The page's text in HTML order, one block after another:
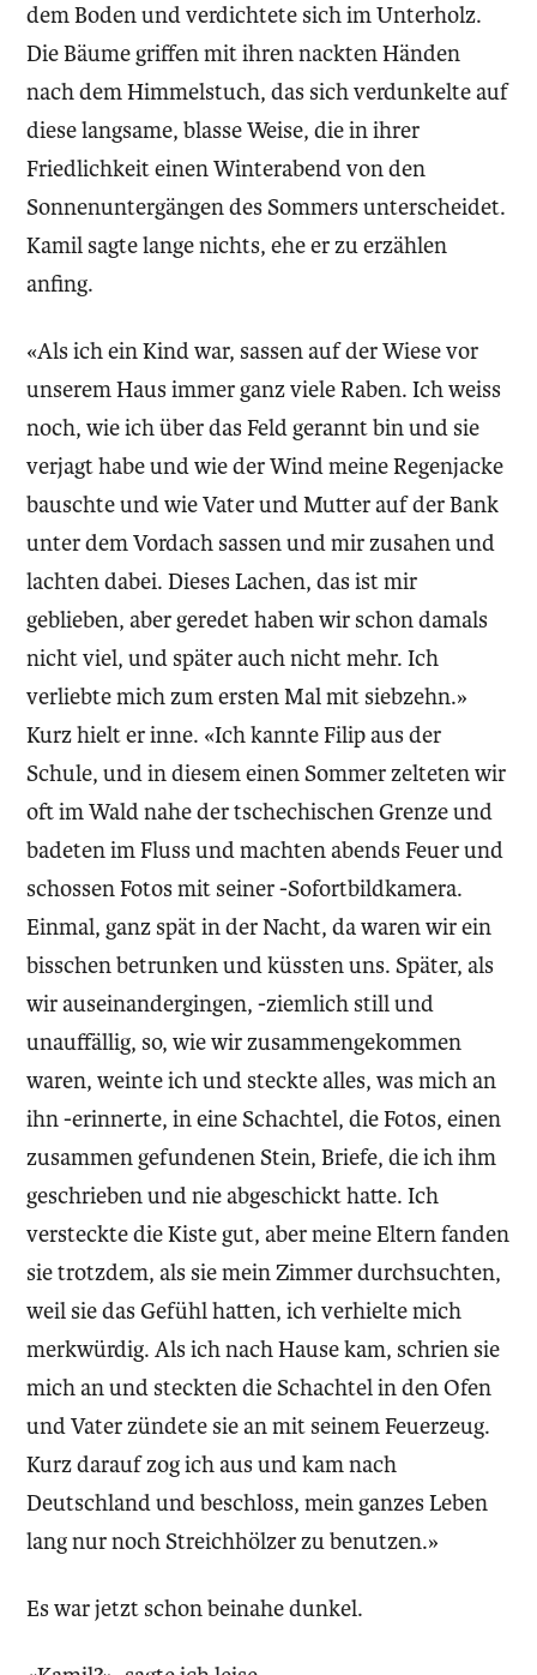
dem Boden und verdichtete sich im Unterholz.
Die Bäume griffen mit ihren nackten Händen
nach dem Himmelstuch, das sich verdunkelte auf
diese langsame, blasse Weise, die in ihrer
Friedlichkeit einen Winterabend von den
Sonnenuntergängen des Sommers unterscheidet.
Kamil sagte lange nichts, ehe er zu erzählen
anfing.
«Als ich ein Kind war, sassen auf der Wiese vor
unserem Haus immer ganz viele Raben. Ich weiss
noch, wie ich über das Feld gerannt bin und sie
verjagt habe und wie der Wind meine Regenjacke
bauschte und wie Vater und Mutter auf der Bank
unter dem Vordach sassen und mir zusahen und
lachten dabei. Dieses Lachen, das ist mir
geblieben, aber geredet haben wir schon damals
nicht viel, und später auch nicht mehr. Ich
verliebte mich zum ersten Mal mit siebzehn.»
Kurz hielt er inne. «Ich kannte Filip aus der
Schule, und in diesem einen Sommer zelteten wir
oft im Wald nahe der tschechischen Grenze und
badeten im Fluss und machten abends Feuer und
schossen Fotos mit seiner -Sofortbildkamera.
Einmal, ganz spät in der Nacht, da waren wir ein
bisschen betrunken und küssten uns. Später, als
wir auseinandergingen, -ziemlich still und
unauffällig, so, wie wir zusammengekommen
waren, weinte ich und steckte alles, was mich an
ihn -erinnerte, in eine Schachtel, die Fotos, einen
zusammen gefundenen Stein, Briefe, die ich ihm
geschrieben und nie abgeschickt hatte. Ich
versteckte die Kiste gut, aber meine Eltern fanden
sie trotzdem, als sie mein Zimmer durchsuchten,
weil sie das Gefühl hatten, ich verhielte mich
merkwürdig. Als ich nach Hause kam, schrien sie
mich an und steckten die Schachtel in den Ofen
und Vater zündete sie an mit seinem Feuerzeug.
Kurz darauf zog ich aus und kam nach
Deutschland und beschloss, mein ganzes Leben
lang nur noch Streichhölzer zu benutzen.»
Es war jetzt schon beinahe dunkel.